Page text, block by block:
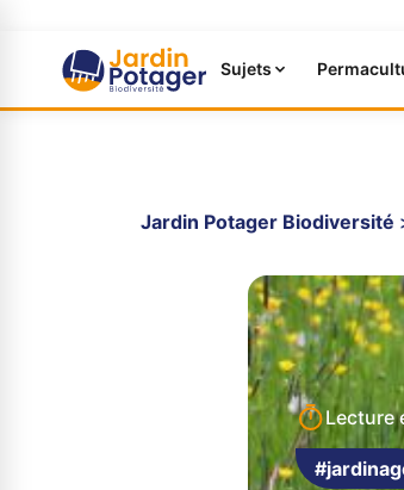
Sujets
Jardin Potager Biodiversité
Lecture